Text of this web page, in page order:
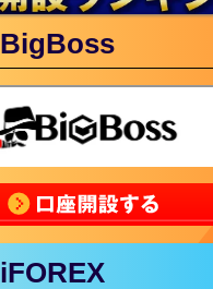
BigBoss
iFOREX